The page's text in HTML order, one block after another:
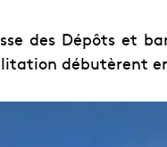
des Dépôts et
débutèrent